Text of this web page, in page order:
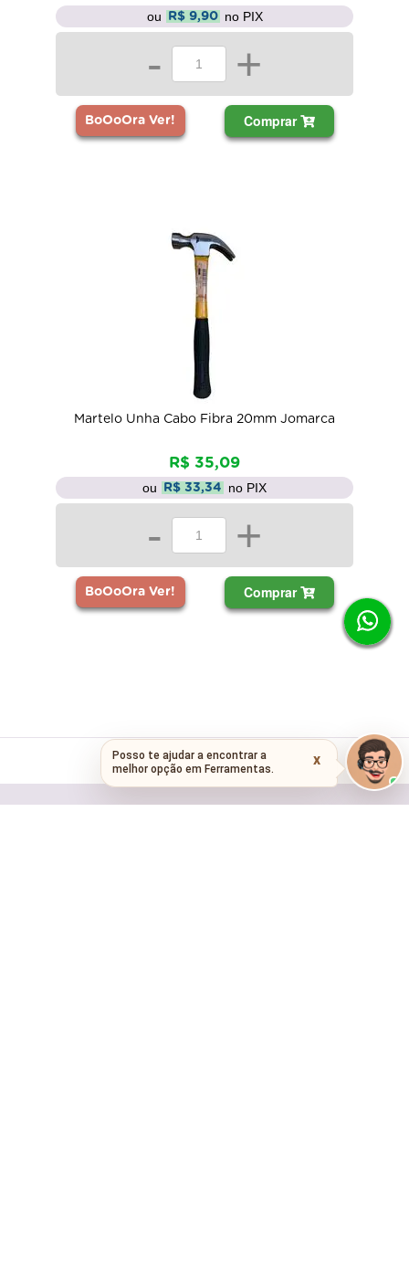
ou R$ 9,90 no PIX
- +
BoOoOra Ver! Comprar
Martelo Unha Cabo Fibra 20mm Jomarca
R$ 35,09
ou R$ 33,34 no PIX
- +
BoOoOra Ver! Comprar